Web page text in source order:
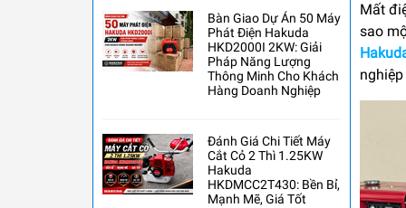
Bàn Giao Dự Án 50 Máy
Phát Điện Hakuda
HKD2000I 2KW: Giải
Pháp Năng Lượng
Thông Minh Cho Khách
Hàng Doanh Nghiệp
Đánh Giá Chi Tiết Máy
Cắt Cỏ 2 Thì 1.25KW
Hakuda
HKDMCC2T430: Bền Bỉ,
Mạnh Mẽ, Giá Tốt
Mất
sao